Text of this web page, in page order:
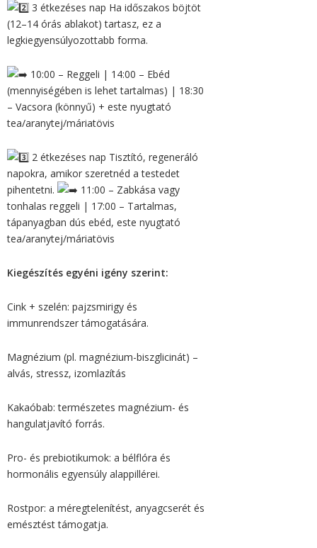
3 étkezéses nap Ha időszakos böjtöt
(12–14 órás ablakot) tartasz, ez a
legkiegyensúlyozottabb forma.
10:00 – Reggeli | 14:00 – Ebéd
(mennyiségében is lehet tartalmas) | 18:30
– Vacsora (könnyű) + este nyugtató
tea/aranytej/máriatövis
2 étkezéses nap Tisztító, regeneráló
napokra, amikor szeretnéd a testedet
pihentetni.
11:00 – Zabkása vagy
tonhalas reggeli | 17:00 – Tartalmas,
tápanyagban dús ebéd, este nyugtató
tea/aranytej/máriatövis
Kiegészítés egyéni igény szerint:
Cink + szelén: pajzsmirigy és
immunrendszer támogatására.
Magnézium (pl. magnézium-biszglicinát) –
alvás, stressz, izomlazítás
Kakaóbab: természetes magnézium- és
hangulatjavító forrás.
Pro- és prebiotikumok: a bélflóra és
hormonális egyensúly alappillérei.
Rostpor: a méregtelenítést, anyagcserét és
emésztést támogatja.